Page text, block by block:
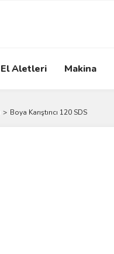
El Aletleri Makina
Boya Karıştırıcı 120 SDS